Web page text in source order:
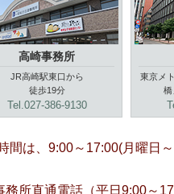
高崎事務所
JR高崎駅東口から
徒歩19分
Tel.027-386-9130
東京メ
橋
間は、9:00～17:00(月曜日～
所直通電話（平日9:00～